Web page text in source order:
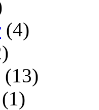
(4)
(13)
(1)